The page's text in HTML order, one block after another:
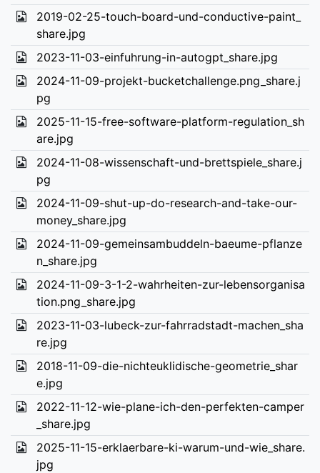
2019-02-25-touch-board-und-conductive-paint_
share.jpg
2023-11-03-einfuhrung-in-autogpt_share.jpg
2024-11-09-projekt-bucketchallenge.png_share.j
pg
2025-11-15-free-software-platform-regulation_sh
are.jpg
2024-11-08-wissenschaft-und-brettspiele_share.j
pg
2024-11-09-shut-up-do-research-and-take-our-
money_share.jpg
2024-11-09-gemeinsambuddeln-baeume-pflanze
n_share.jpg
2024-11-09-3-1-2-wahrheiten-zur-lebensorganisa
tion.png_share.jpg
2023-11-03-lubeck-zur-fahrradstadt-machen_sha
re.jpg
2018-11-09-die-nichteuklidische-geometrie_shar
e.jpg
2022-11-12-wie-plane-ich-den-perfekten-camper
_share.jpg
2025-11-15-erklaerbare-ki-warum-und-wie_share.
jpg